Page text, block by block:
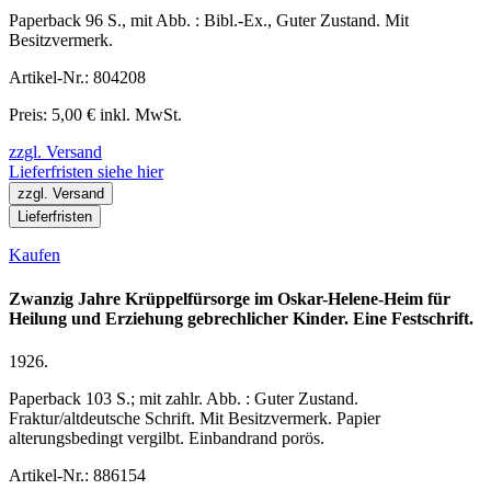
Paperback 96 S., mit Abb. : Bibl.-Ex., Guter Zustand. Mit
Besitzvermerk.
Artikel-Nr.: 804208
Preis: 5,00 € inkl. MwSt.
zzgl. Versand
Lieferfristen siehe hier
zzgl. Versand
Lieferfristen
Kaufen
Zwanzig Jahre Krüppelfürsorge im Oskar-Helene-Heim für
Heilung und Erziehung gebrechlicher Kinder. Eine Festschrift.
1926.
Paperback 103 S.; mit zahlr. Abb. : Guter Zustand.
Fraktur/altdeutsche Schrift. Mit Besitzvermerk. Papier
alterungsbedingt vergilbt. Einbandrand porös.
Artikel-Nr.: 886154